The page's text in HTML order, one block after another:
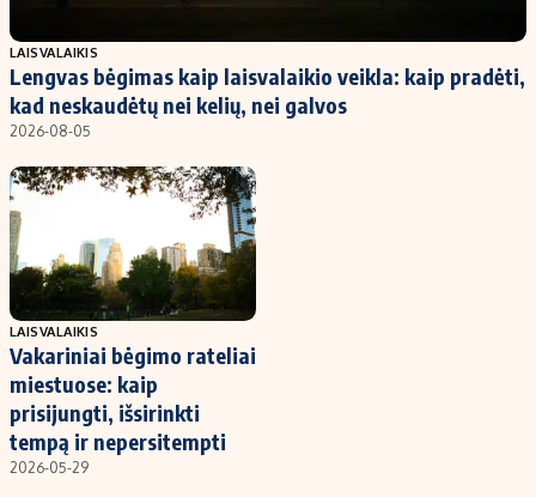
Populiarios temos
Investavimas
Akcijų rinka
Saulės elektrinės
Kriptovaliutos
Infliacija
Migracija
Titulinis
Nedarbo išmokos skaičiuoklė
Redakcija
Apie mus
Redakcijos politika
Privatumo politika
LAISVALAIKIS
Lengvas bėgimas kaip laisvalaikio veikla: kaip pradėti,
kad neskaudėtų nei kelių, nei galvos
2026-08-05
LAISVALAIKIS
Vakariniai bėgimo rateliai
miestuose: kaip
prisijungti, išsirinkti
tempą ir nepersitempti
2026-05-29